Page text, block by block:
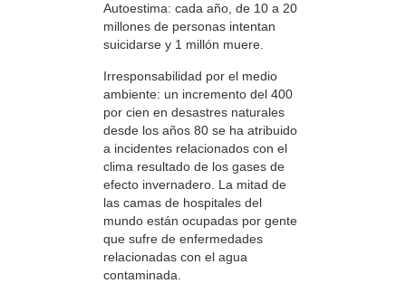
Autoestima: cada año, de 10 a 20
millones de personas intentan
suicidarse y 1 millón muere.
Irresponsabilidad por el medio
ambiente: un incremento del 400
por cien en desastres naturales
desde los años 80 se ha atribuido
a incidentes relacionados con el
clima resultado de los gases de
efecto invernadero. La mitad de
las camas de hospitales del
mundo están ocupadas por gente
que sufre de enfermedades
relacionadas con el agua
contaminada.